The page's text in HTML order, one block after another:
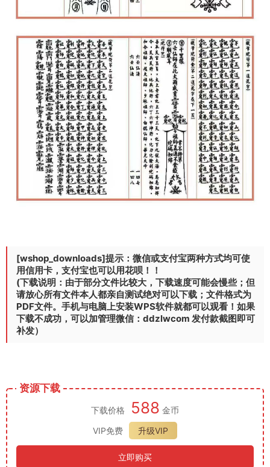
[wshop_downloads]提示：微信或支付宝两种方式均可使
用信用卡，支付宝也可以用花呗！！
(下载说明：由于部分文件比较大，下载速度可能会慢些；但
请放心所有文件本人都亲自测试绝对可以下载；文件格式为
PDF文件。手机与电脑上安装WPS软件就都可以观看！如果
下载不成功，可以加管理微信：ddzlwcom 发付款截图即可
补发）
资源下载
下载价格 588 金币
VIP免费
升级VIP
立即购买